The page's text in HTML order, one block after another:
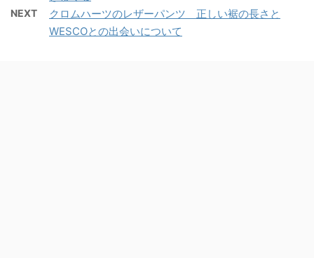
NEXT
クロムハーツのレザーパンツ 正しい裾の長さと
WESCOとの出会いについて